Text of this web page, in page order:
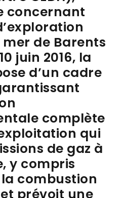
concernant
de Barents
juin 2016, la
d’un cadre
complète
qui
de gaz à
y compris
combustion
prévoit une